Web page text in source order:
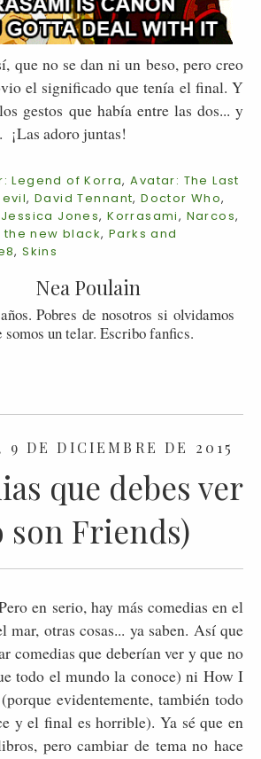
que no se dan ni un beso, pero creo
el significado que tenía el final. Y
gestos que había entre las dos... y
¡Las adoro juntas!
Legend of Korra,Avatar: The Last
,David Tennant,Doctor Who,
Jessica Jones,Korrasami, Narcos,
the new black, Parks and
,Skins
Nea Poulain
Pobres de nosotros si olvidamos
somos un telar. Escribo fanfics.
9 DE DICIEMBRE DE 2015
que debes ver
son Friends)
en serio, hay más comedias en el
mar, otras cosas... ya saben. Así que
comedias que deberían ver y que no
todo el mundo la conoce) ni How I
evidentemente, también todo
y el final es horrible). Ya sé que en
pero cambiar de tema no hace